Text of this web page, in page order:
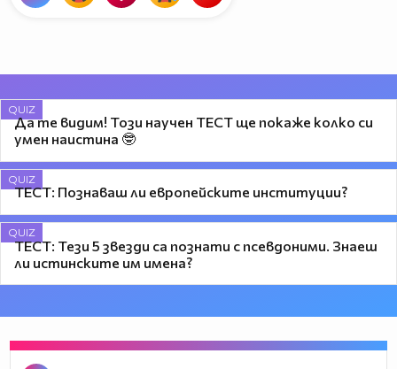
QUIZ
Да те видим! Този научен ТЕСТ ще покаже колко си
умен наистина 🤓
QUIZ
ТЕСТ: Познаваш ли европейските институции?
QUIZ
ТЕСТ: Тези 5 звезди са познати с псевдоними. Знаеш
ли истинските им имена?